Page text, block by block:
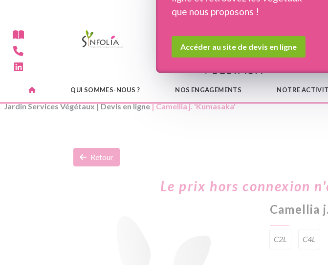
QUI SOMMES-NOUS ? NOS ENGAGEMENTS NOTRE
que nous proposons !
Accéder au site de devis en ligne
Jardin Services Végétaux|Devis en ligne| Camellia j. 'Kumasaka'
Retour
Le prix hors connexion
Camellia
C2L C4L